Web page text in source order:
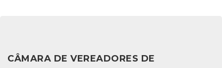
CÂMARA DE VEREADORES DE